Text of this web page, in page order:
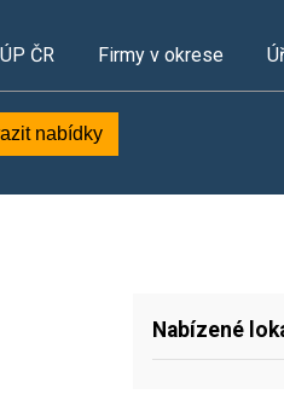
ČR Firmy v okrese
nabídky
Nabízené